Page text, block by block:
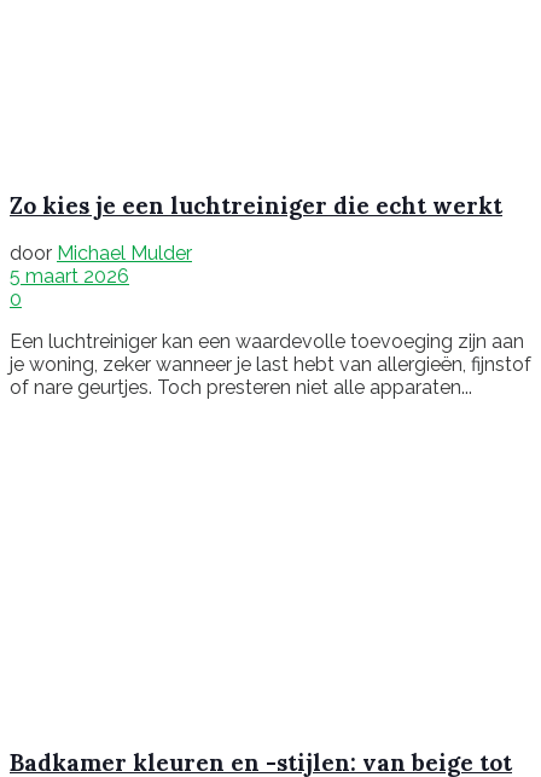
Zo kies je een luchtreiniger die echt werkt
door Michael Mulder
5 maart 2026
0
Een luchtreiniger kan een waardevolle toevoeging zijn aan
je woning, zeker wanneer je last hebt van allergieën, fijnstof
of nare geurtjes. Toch presteren niet alle apparaten...
Badkamer kleuren en -stijlen: van beige tot